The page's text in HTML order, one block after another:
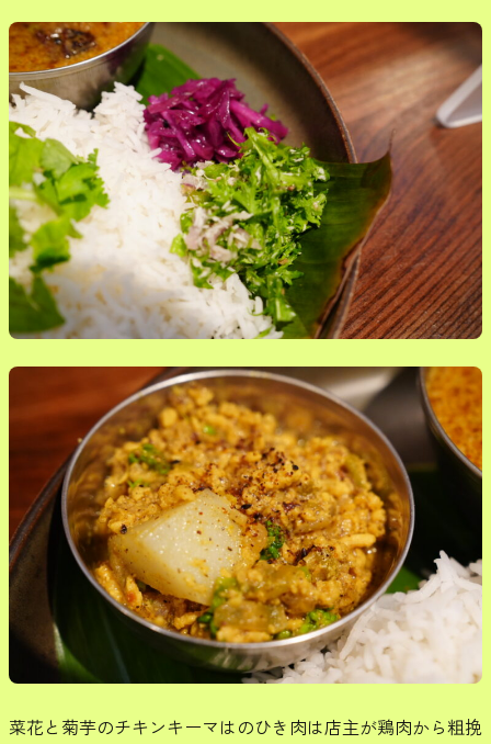
菜花と菊芋のチキンキーマはのひき肉は店主が鶏肉から粗挽